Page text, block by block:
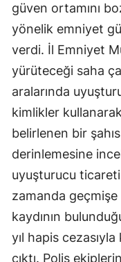
güven ortamını
yönelik emniyet
verdi. İl Emniyet
yürüteceği saha
aralarında
kimlikler
belirlenen bir
derinlemesine
uyuşturucu ticareti
zamanda
kaydının
yıl hapis
çıktı. Polis